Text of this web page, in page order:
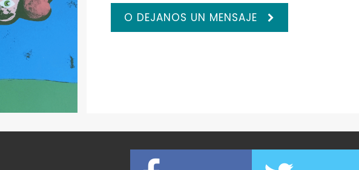
O DEJANOS UN MENSAJE